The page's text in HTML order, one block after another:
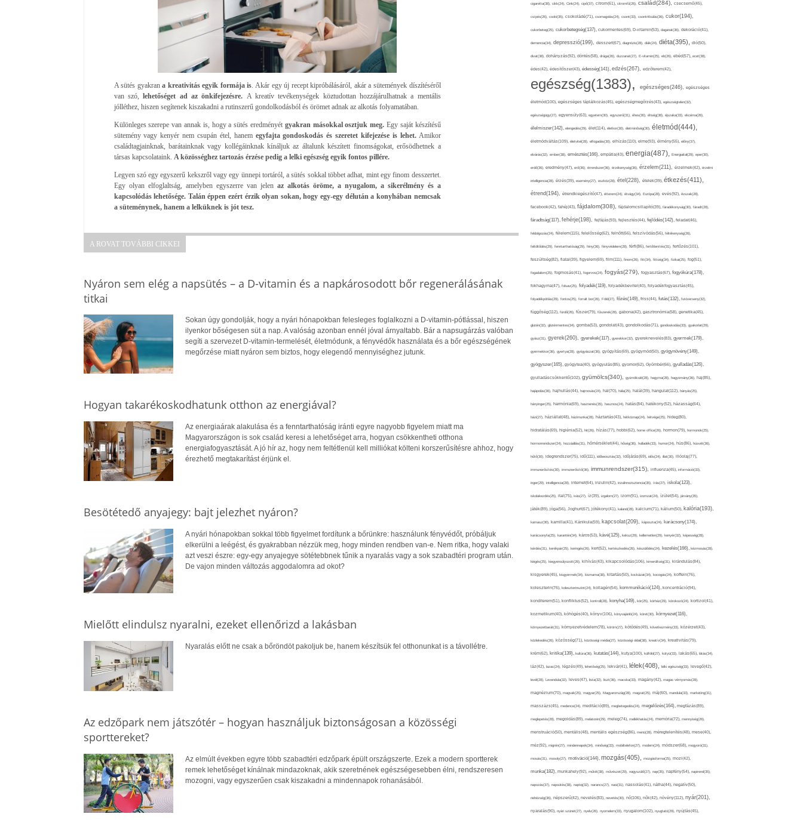
A sütés gyakrana kreativitás egyik formája is . Akár egy új recept kipróbálásáról, akár a sütemények díszítéséről
van szó,lehetőséget ad az önkifejezésre. A kreatív tevékenységek köztudottan hozzájárulhatnak a mentális
jólléthez, hiszen segítenek kiszakadni a rutinszerű gondolkodásból és örömet adnak az alkotás folyamatában.
Különleges szerepe van annak is, hogy a sütés eredményét gyakran másokkal osztjuk meg. Egy saját készítésű
sütemény vagy kenyér nem csupán étel, hanem egyfajta gondoskodás és szeretet kifejezése is lehet.Amikor
családtagjainknak, barátainknak vagy kollégáinknak kínáljuk az általunk készített finomságokat, erősödhetnek a
társas kapcsolataink. A közösséghez tartozás érzése pedig a lelki egészség egyik fontos pillére.
Legyen szó egy egyszerű kekszről vagy egy ünnepi tortáról, a sütés sokkal többet adhat, mint egy finom desszertet.
Egy olyan elfoglaltság, amelyben egyszerre van jelenaz alkotás öröme, a nyugalom, a sikerélmény és a
kapcsolódás lehetősége. Talán éppen ezért érzik olyan sokan, hogy egy-egy délután a konyhában nemcsak
a süteménynek, hanem a lelküknek is jót tesz.
A ROVAT TOVÁBBI CIKKEI
Nyáron sem elég a napsütés – a D-vitamin és a napkárosodott bőr regenerálásának
titkai
Sokan úgy gondolják, hogy a nyári hónapokban felesleges foglalkozni a D-vitamin-pótlással, hiszen
ilyenkor bőségesen süt a nap. A valóság azonban ennél jóval árnyaltabb. Bár a napsugárzás valóban
segíti a szervezet D-vitamin-termelését, életmódunk, a fényvédők használata és a bőr egészségének
megőrzése miatt nyáron sem biztos, hogy elegendő mennyiséghez jutunk.
Hogyan takarékoskodhatunk otthon az energiával?
Az energiaárak alakulása és a fenntarthatóság iránti egyre nagyobb figyelem miatt ma
Magyarországon is sok család keresi a lehetőséget arra, hogyan csökkentheti otthona
energiafogyasztását. A jó hír az, hogy nem feltétlenül kell milliókat költeni korszerűsítésre ahhoz, hogy
érezhető megtakarítást érjünk el.
Besötétedő anyajegy: bajt jelezhet nyáron?
A nyári hónapokban sokkal több figyelmet fordítunk a bőrünkre: használunk fényvédőt, próbáljuk
elkerülni a leégést, és gyakrabban nézzük meg, hogy minden rendben van-e. Nem ritka, hogy valaki
azt veszi észre: egy-egy anyajegye sötétebbnek tűnik a nyaralás vagy a sok szabadtéri program után.
De vajon minden változás aggodalomra ad okot?
Mielőtt elindulsz nyaralni, ezeket ellenőrizd a lakásban
Nyaralás előtt ne csak a bőröndöt pakoljuk be, hanem készítsük fel otthonunkat is a távollétre.
Az edzőpark nem játszótér – hogyan használjuk biztonságosan a közösségi
sporttereket?
Az elmúlt években egyre több szabadtéri edzőpark épült országszerte. Ezek a modern sportterek
remek lehetőséget kínálnak mindazoknak, akik szeretnének egészségesebben élni, rendszeresen
mozogni, vagy egyszerűen csak kiszakadni a mindennapok rohanásából.
cigaretta(38), cikk(24), Cink(24), cipő(37), citrom(61), citromfű(26), család(284), csecsemő(45),
csípés(26), csoki(35), csokoládé(71), csomagolás(24), csont(33), csontritkulás(36), cukor(194),
cukorbeteg(25), cukorbetegség(137), cukormentes(69), D-vitamin(53), daganat(36), dekoráció(41),
demencia(34), depresszió(199), desszert(67), diagnózis(28), diák(24), diéta(395), dió(50),
divat(38), dohányzás(92), döntés(58), drága(26), duzzanat(27), E-vitamin(25), eb(26), ebéd(57), ecet(38),
édes(42), édesítőszer(43), édesség(141), edzés(267), edzőterem(42),
egészség(1383), egészséges(246), egészséges
életmód(100), egészséges táplálkozás(45), egészségmegőrzés(43), egészségtelen(32),
egészségügy(27), egyensúly(63), egyetem(30), egyszerű(31), éhes(30), éhség(38), éjszaka(33), ekcéma(26),
élelmiszer(142), elengedés(29), élet(114), életkor(30), életminőség(30), életmód(444),
életmódváltás(109), életvitel(28), elfogadás(30), elhízás(110), elme(93), élmény(55), előny(37),
elvárás(32), ember(38), emésztés(166), empátia(43), energia(487), Energiaital(29), eper(30),
erdő(36), eredmény(47), erő(36), érrendszer(36), érzékenység(36), érzelem(211), érzelmek(42), érzelmi
intelligencia(28), érzés(39), esemény(27), eszköz(28), étel(228), ételek(39), étkezés(411),
étrend(194), étrendkiegészítő(47), étterem(24), étvágy(34), Európa(28), evés(92), évszak(28),
facebook(42), fahéj(43), fájdalom(308), fájdalomcsillapító(39), fáradékonyság(30), fáradt(28),
fáradtság(117), fehérje(198), fejfájás(93), fejlesztés(44), fejlődés(142), feladat(46),
feldolgozás(24), félelem(115), felelősség(62), felnőtt(66), felszívódás(56), féltékenység(26),
feltöltődés(29), fenntarthatóság(29), fény(36), fényvédelem(28), férfi(86), fertőtlenítés(31), fertőzés(101),
feszültség(82), fiatal(39), figyelem(69), film(111), finom(26), fitt(34), fittség(34), fizikai(25), fog(51),
fogadalom(25), fogmosás(41), fogorvos(24), fogyás(279), fogyasztás(67), fogyókúra(178),
fokhagyma(47), folsav(25), folyadék(119), folyadékbevitel(40), folyadékfogyasztás(45),
folyadékpótlás(29), fontos(25), forralt bor(26), Föld(27), főzés(149), friss(44), futás(132), futóverseny(32),
függőség(112), fürdő(26), fűszer(79), fűszerek(28), gabona(42), gasztronómia(58), genetika(45),
glutén(32), gluténmentes(34), gomba(53), gondolat(43), gondolkodás(71), gondoskodás(33), gyakorlat(29),
gyász(31), gyerek(260), gyerekek(117), gyerekkor(32), gyereknevelés(83), gyermek(179),
gyermekkor(36), gyertya(28), gyógyászat(36), gyógyítás(69), gyógymód(50), gyógynövény(149),
gyógyszer(165), gyógytea(40), gyógyulás(85), gyomor(62), Gyömbér(66), gyulladás(126),
gyulladáscsökkentő(102), gyümölcs(340), gyümölcslé(28), hagyma(28), hagyomány(36), haj(85),
hajápolás(36), hajhullás(44), hajmosás(24), hal(70), hála(25), halál(39), hangulat(112), hányás(25),
hányinger(25), harmónia(69), hasmenés(35), hasznos(24), hatás(84), hatékony(52), házasság(64),
házi(27), háziállat(48), házimunka(28), háztartás(43), hétköznap(24), hétvége(25), hideg(80),
hidratálás(69), higiénia(52), hit(26), hízás(77), hobbi(62), home office(26), hormon(79), hormonok(25),
hormonrendszer(24), hozzáállás(31), hőmérséklet(44), hőség(36), hulladék(33), humor(24), hús(86), húsvét(36),
hűtő(30), idegrendszer(75), idő(111), időbeosztás(32), időjárás(69), idős(24), illat(30), illóolaj(77),
immunerősítés(30), immunerősítő(36), immunrendszer(315), influenza(45), információ(33),
inger(29), intelligencia(28), internet(64), inzulin(42), inzulinrezisztencia(35), írás(27), iskola(123),
iskolakezdés(25), ital(75), ivás(27), íz(39), izgalom(27), izom(91), izomzat(24), ízület(54), járvány(35),
játék(89), jóga(56), Joghurt(67), jótékony(41), kaland(28), kalcium(71), kálium(50), kalória(193),
kamasz(30), kamilla(41), Kánikula(59), kapcsolat(209), káposzta(24), karácsony(174),
karácsonyfa(25), karantén(34), káros(53), kávé(125), keksz(29), kellemetlen(29), kenyér(32), képesség(28),
kérdés(31), kerékpár(25), keringés(26), kert(52), kertészkedés(26), készülődés(24), kezelés(166), kézmosás(28),
kiégés(25), kiegyensúlyozott(26), kihívás(43), kikapcsolódás(106), kimerültség(31), kirándulás(84),
kisgyerek(45), kisgyermek(34), kismama(38), kitartás(50), kockázat(34), kocogás(24), koffein(76),
koleszterin(76), koleszterinszint(24), kollagén(54), kommunikáció(124), koncentráció(94),
konditerem(51), konfliktus(52), kontroll(28), konyha(149), kór(25), kórház(29), kórokozó(24), kortizol(41),
kozmetikum(40), köhögés(40), könyv(106), könyvajánló(24), köret(30), környezet(116),
környezetbarát(31), környezetvédelem(78), köröm(27), kötődés(49), következmény(33), közérzet(43),
közlekedés(26), közösség(71), közösségi média(27), közösségi oldal(38), kreatív(34), kreativitás(79),
krém(62), kritika(139), kultúra(36), kutatás(144), kutya(100), külföld(27), kütyü(33), lakás(65), látás(34),
láz(42), lazac(24), légzés(49), lehetőség(25), lekvár(41), lélek(408), lelki egészség(33), levegő(42),
levél(28), Levendula(32), leves(47), lista(32), liszt(36), macska(33), magány(42), magas vérnyomás(28),
magnézium(70), magvak(25), magyar(25), Magyarország(28), magzat(25), máj(60), mandula(33), marketing(31),
masszázs(45), medence(24), meditáció(89), megbetegedés(24), megelőzés(164), megfázás(89),
meglepetés(28), megoldás(89), melatonin(29), meleg(74), mellékhatás(24), memória(72), mennyiség(26),
menstruáció(50), mentális(48), mentális egészség(86), menü(28), méregtelenítés(48), mese(40),
méz(92), migrén(27), mindennapok(34), minőség(33), mobiltelefon(27), modern(24), módszer(68), mogyoró(31),
mosás(31), mosoly(27), motiváció(144), mozgás(405), mozgásforma(25), mozi(42),
munka(182), munkahely(92), műtét(38), művészet(29), nagyszülő(27), nap(35), napfény(54), napirend(35),
napozás(37), napsütés(38), naptej(32), narancs(27), nasi(31), nassolás(41), nátha(44), negatív(50),
nehézség(36), népszerű(42), nevelés(83), nevetés(30), nő(106), nők(42), növény(112), nyár(201),
nyaralás(90), nyári szünet(27), nyelv(26), nyomelem(33), nyugalom(102), nyugtató(29), nyújtás(45),